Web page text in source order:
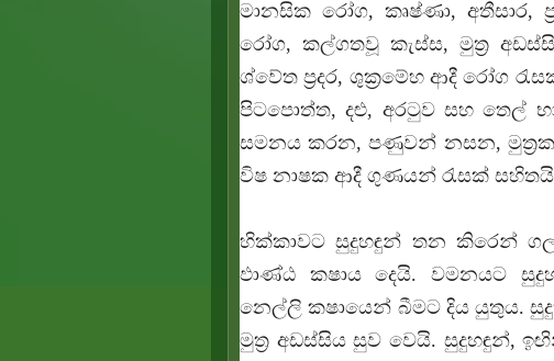
මානසික රෝග, කෘෂ්ණා, අතීසාර,
රෝග, කල්ගතවූ කැස්ස, මුත්‍ර
ශ්වේත ප්‍රදර, ශුක්‍රමේහ ආදී රෝග
පිටපොත්ත, දළු, අරටුව සහ තෙල්
සමනය කරන, පණුවන් නසන,
විෂ නාෂක ආදී ගුණයන් රැසක්
හික්කාවට සුදුහඳුන් තන කිරෙන්
ඵාණ්ඨ කෂාය දෙයි. වමනයට
නෙල්ලි කෂායෙන් බීමට දිය යුතුය.
මුත්‍ර අඩස්සිය සුව වෙයි. සුදුහඳුන්,